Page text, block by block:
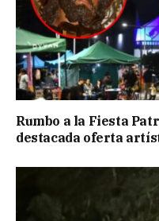
Rumbo a la Fiesta
destacada oferta